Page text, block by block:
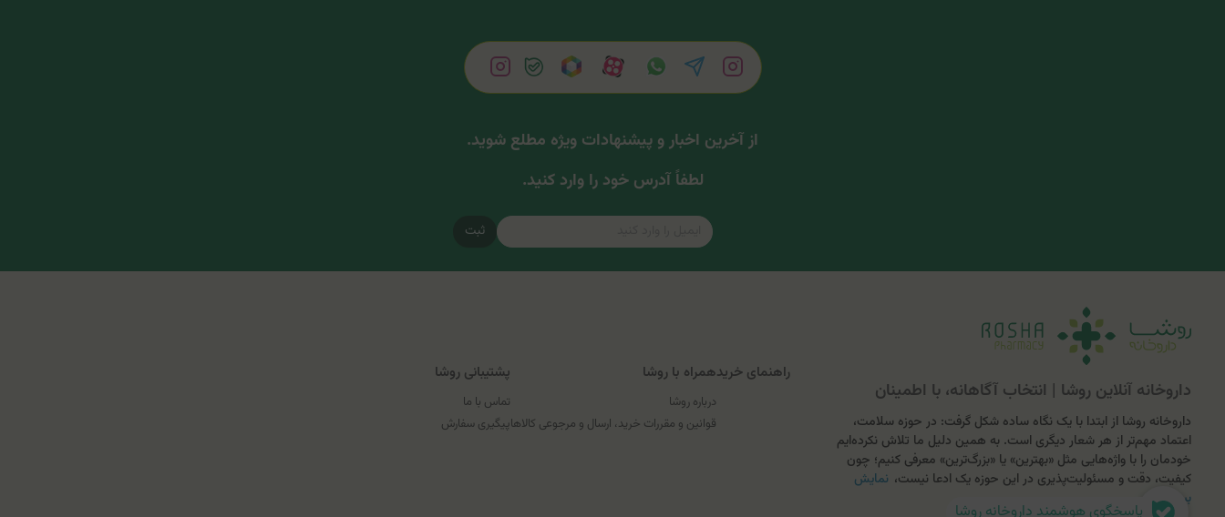
از آخرین اخبار و پیشنهادات ویژه مطلع شوید.
لطفاً آدرس خود را وارد کنید.
ثبت
داروخانه آنلاین روشا | انتخاب آگاهانه، با اطمینان
داروخانه روشا از ابتدا با یک نگاه ساده شکل گرفت: در حوزه سلامت،
اعتماد مهم‌تر از هر شعار دیگری است. به همین دلیل ما تلاش نکرده‌ایم
خودمان را با واژه‌هایی مثل «بهترین» یا «بزرگ‌ترین» معرفی کنیم؛ چون
کیفیت، دقت و مسئولیت‌پذیری در این حوزه یک ادعا نیست، نمایش
بیشتر
راهنمای خریدهمراه با روشا
درباره روشا
قوانین و مقررات خرید، ارسال و مرجوعی کالاها
پشتیبانی روشا
تماس با ما
پیگیری سفارش
پاسخگوی هوشمند داروخانه روشا